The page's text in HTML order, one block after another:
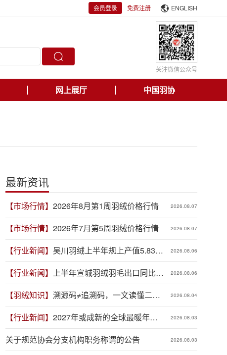
会员登录 免费注册 ENGLISH
关注微信公众号
网上展厅 中国羽协
最新资讯
【市场行情】 2026年8月第1周羽绒价格行情 2026.08.07
【市场行情】 2026年7月第5周羽绒价格行情 2026.08.07
【行业新闻】 吴川羽绒上半年规上产值5.83亿
元，同比增长19.3%
2026.08.06
【行业新闻】 上半年宣城羽绒羽毛出口同比增
长41.9%
2026.08.06
【羽绒知识】 溯源码≠追溯码，一文读懂二者
区别
2026.08.04
【行业新闻】 2027年或成新的全球最暖年
份，对羽绒产业有何影响？
2026.08.03
关于规范协会分支机构职务称谓的公告 2026.08.03